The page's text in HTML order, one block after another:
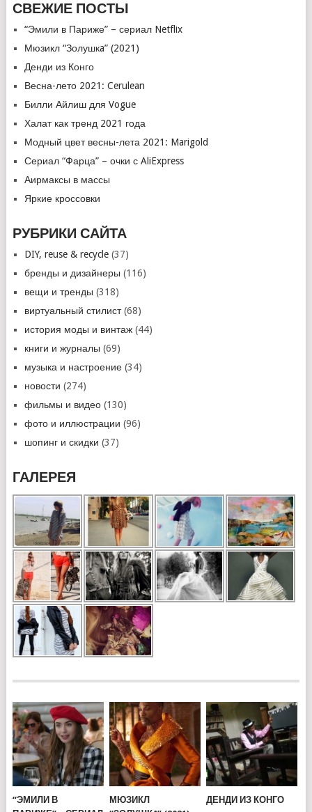
СВЕЖИЕ ПОСТЫ
“Эмили в Париже” – сериал Netflix
Мюзикл “Золушкa” (2021)
Денди из Конго
Весна-лето 2021: Cerulean
Билли Айлиш для Vogue
Халат как тренд 2021 года
Модный цвет весны-лета 2021: Marigold
Сериал “Фарца” – очки с AliExpress
Аирмаксы в массы
Яркие кроссовки
РУБРИКИ САЙТА
DIY, reuse & recycle(37)
бренды и дизайнеры (116)
вещи и тренды (318)
виртуальный стилист(68)
история моды и винтаж(44)
книги и журналы (69)
музыка и настроение(34)
новости (274)
фильмы и видео(130)
фото и иллюстрации (96)
шопинг и скидки (37)
ГАЛЕРЕЯ
“ЭМИЛИ В
МЮЗИКЛ
ДЕНДИ ИЗ КОНГО